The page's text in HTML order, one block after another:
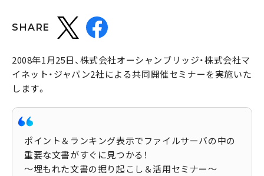
SHARE
2008年1月25日、株式会社オーシャンブリッジ・株式会社マ
イネット・ジャパン2社による共同開催セミナーを実施いた
します。
ポイント＆ランキング表示でファイルサーバの中の
重要な文書がすぐに見つかる！
〜埋もれた文書の掘り起こし＆活用セミナー〜